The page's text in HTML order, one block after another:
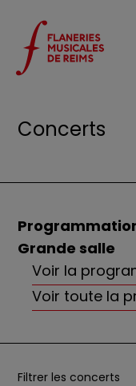
Concerts
Grande salle
Voir la
Voir toute la
Filtrer les concerts